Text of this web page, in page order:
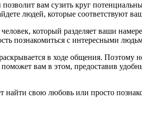
вам сузить круг
людей, которые соответствуют
который разделяет ваши
познакомиться с интересными
в ходе общения. Поэтому
вам в этом, предоставив
найти свою любовь или просто